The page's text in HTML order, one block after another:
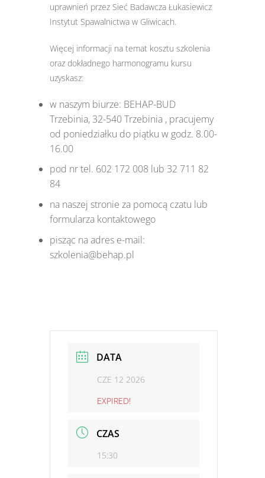
uprawnień przez Sieć Badawcza Łukasiewicz
Instytut Spawalnictwa w Gliwicach.
Więcej informacji na temat kosztu szkolenia
oraz dokładnego harmonogramu kursu
uzyskasz:
w naszym biurze: BEHAP-BUD
Trzebinia, 32-540 Trzebinia , pracujemy
od poniedziałku do piątku w godz. 8.00-
16.00
pod nr tel. 602 172 008 lub 32 711 82
84
na naszej stronie za pomocą czatu lub
formularza kontaktowego
pisząc na adres e-mail:
szkolenia@behap.pl
DATA
CZE 12 2026
EXPIRED!
CZAS
15:30